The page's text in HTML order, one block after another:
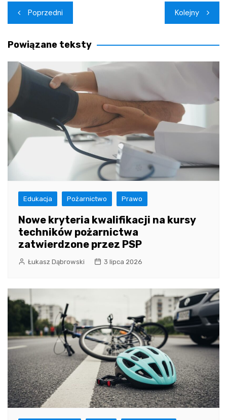
Nawigacja
wpisu
Poprzedni Kolejny
Powiązane teksty
Edukacja Pożarnictwo Prawo
Nowe kryteria kwalifikacji na kursy
techników pożarnictwa
zatwierdzone przez PSP
Łukasz Dąbrowski 3 lipca 2026